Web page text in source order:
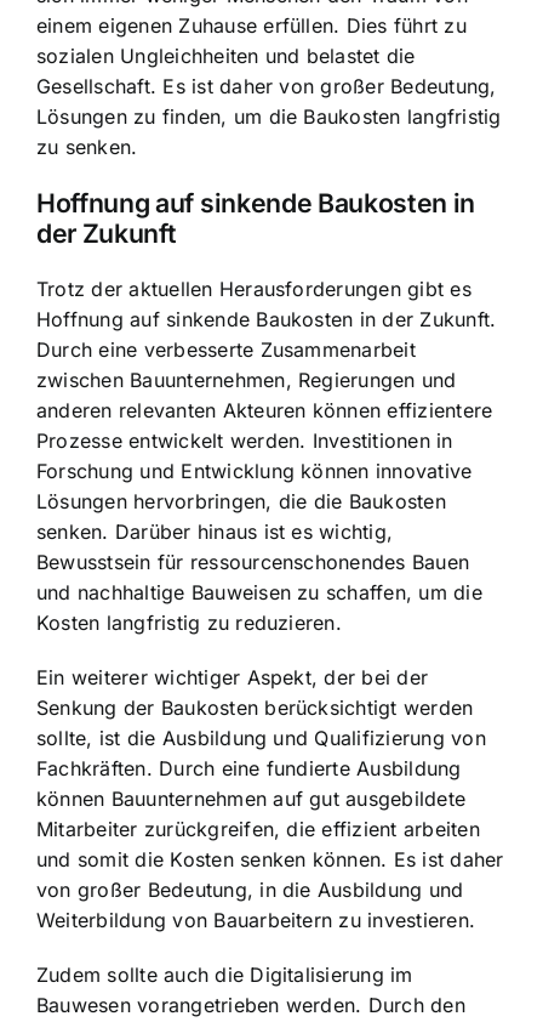
einem eigenen Zuhause erfüllen. Dies führt zu
sozialen Ungleichheiten und belastet die
Gesellschaft. Es ist daher von großer Bedeutung,
Lösungen zu finden, um die Baukosten langfristig
zu senken.
Hoffnung auf sinkende Baukosten in
der Zukunft
Trotz der aktuellen Herausforderungen gibt es
Hoffnung auf sinkende Baukosten in der Zukunft.
Durch eine verbesserte Zusammenarbeit
zwischen Bauunternehmen, Regierungen und
anderen relevanten Akteuren können effizientere
Prozesse entwickelt werden. Investitionen in
Forschung und Entwicklung können innovative
Lösungen hervorbringen, die die Baukosten
senken. Darüber hinaus ist es wichtig,
Bewusstsein für ressourcenschonendes Bauen
und nachhaltige Bauweisen zu schaffen, um die
Kosten langfristig zu reduzieren.
Ein weiterer wichtiger Aspekt, der bei der
Senkung der Baukosten berücksichtigt werden
sollte, ist die Ausbildung und Qualifizierung von
Fachkräften. Durch eine fundierte Ausbildung
können Bauunternehmen auf gut ausgebildete
Mitarbeiter zurückgreifen, die effizient arbeiten
und somit die Kosten senken können. Es ist daher
von großer Bedeutung, in die Ausbildung und
Weiterbildung von Bauarbeitern zu investieren.
Zudem sollte auch die Digitalisierung im
Bauwesen vorangetrieben werden. Durch den